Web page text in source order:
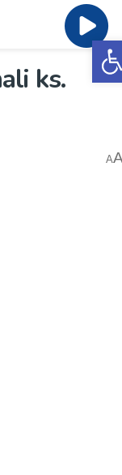
ks.
A